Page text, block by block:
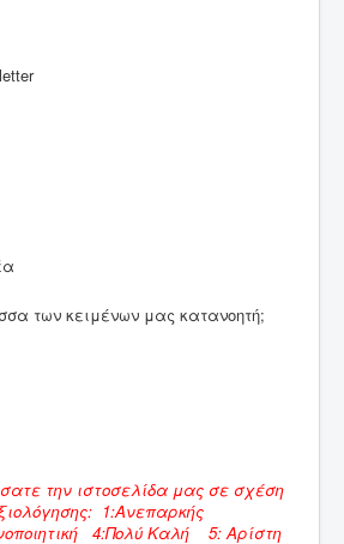
των κειμένων μας κατανοητή;
την ιστοσελίδα μας σε σχέση
1:Ανεπαρκής
4:Πολύ Καλή 5: Αρίστη